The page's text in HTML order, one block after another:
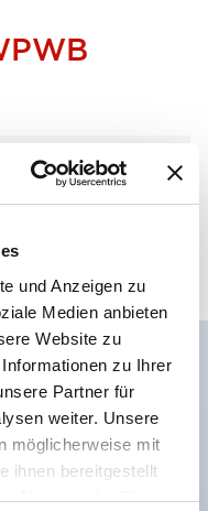
und Anzeigen zu
Medien anbieten
Website zu
zu Ihrer
Partner für
weiter. Unsere
möglicherweise mit
ihnen bereitgestellt
Nutzung der Dienste
hinzufügen